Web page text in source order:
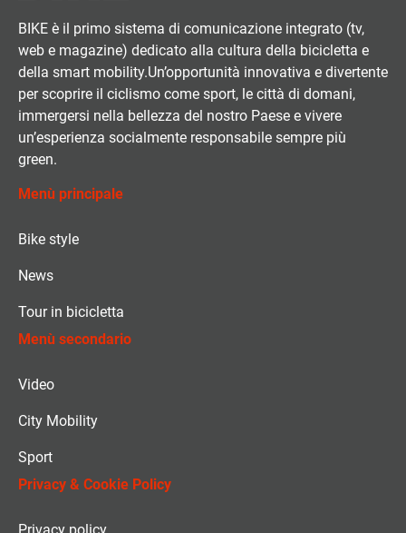
BIKE è il primo sistema di comunicazione integrato (tv,
web e magazine) dedicato alla cultura della bicicletta e
della smart mobility.Un’opportunità innovativa e divertente
per scoprire il ciclismo come sport, le città di domani,
immergersi nella bellezza del nostro Paese e vivere
un’esperienza socialmente responsabile sempre più
green.
Menù principale
Bike style
News
Tour in bicicletta
Menù secondario
Video
City Mobility
Sport
Privacy & Cookie Policy